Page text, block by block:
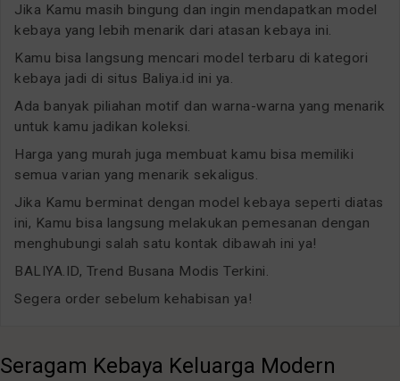
Jika Kamu masih bingung dan ingin mendapatkan model
kebaya yang lebih menarik dari atasan kebaya ini.
Kamu bisa langsung mencari model terbaru di kategori
kebaya jadi di situs Baliya.id ini ya.
Ada banyak piliahan motif dan warna-warna yang menarik
untuk kamu jadikan koleksi.
Harga yang murah juga membuat kamu bisa memiliki
semua varian yang menarik sekaligus.
Jika Kamu berminat dengan model kebaya seperti diatas
ini, Kamu bisa langsung melakukan pemesanan dengan
menghubungi salah satu kontak dibawah ini ya!
BALIYA.ID, Trend Busana Modis Terkini.
Segera order sebelum kehabisan ya!
Seragam Kebaya Keluarga Modern